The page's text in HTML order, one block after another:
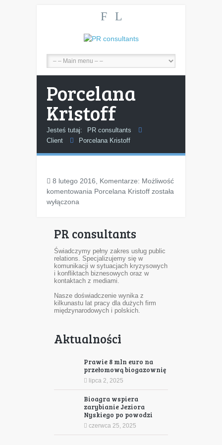
F L
Porcelana
Kristoff
Jesteś tutaj:
PR consultants
Client
Porcelana Kristoff
8 lutego 2016, Komentarze: Możliwość
komentowania Porcelana Kristoff została
wyłączona
PR consultants
Świadczymy pełny zakres usług public
relations. Specjalizujemy się w
komunikacji w sytuacjach kryzysowych
i konfliktach biznesowych oraz w
kontaktach z mediami.
Nasze doświadczenie wynika z
kilkunastu lat pracy dla dużych firm
międzynarodowych i polskich.
Aktualności
Prawie 8 mln euro na
przełomową biogazownię
lipca 2, 2025
Bioagra wspiera
zarybianie Jeziora
Nyskiego po powodzi
czerwca 25, 2025